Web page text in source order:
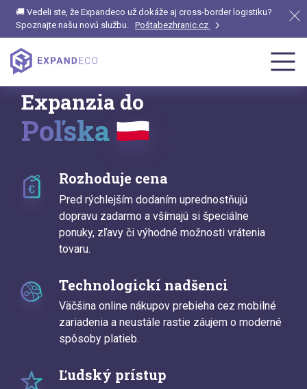
🚚 Vedeli ste, že Expandeco už dokáže aj cross-border logistiku?
Spoznajte našu novú službu. Poštabezhranic.cz
Expanzia do
Poľska
Rozhoduje cena
Pred rýchlejším dodaním uprednostňujú
dopravu zadarmo a všímajú si špeciálne
ponuky, zľavy či výhodné možnosti vrátenia
tovaru.
Technologickí nadšenci
Väčšina online nákupov prebieha cez mobilné
zariadenia a neustále rastie záujem o moderné
spôsoby platieb.
Ľudský prístup